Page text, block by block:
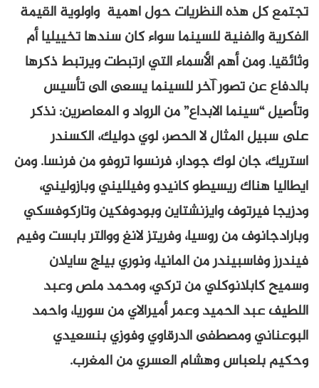
تجتمع كل هذه النظريات حول اهمية واولوية القيمة
الفكرية والفنية للسينما سواء كان سندها تخييليا أم
وثائقيا. ومن أهم الأسماء التي ارتبطت ويرتبط ذكرها
بالدفاع عن تصور آخر للسينما يسعى الى تأسيس
وتأصيل “سينما الابداع” من الرواد و المعاصرين: نذكر
على سبيل المثال لا الحصر، لوي دوليك، الكسندر
استريك، جان لوك جودار، فرنسوا تروفو من فرنسا. ومن
ايطاليا هناك ريسيطو كانيدو وفيلليني وبازوليني،
ودزيجا فيرتوف وايزنشتاين وبودوفكين وتاركوفسكي
وبارادجانوف من روسيا، وفريتز لانغ ووالتر بابست وفيم
فيندرز وفاسبيندر من المانيا، ونوري بيلج سايلان
وسميح كابلانوكلي من تركي، ومحمد ملص وعبد
اللطيف عبد الحميد وعمر أميرالاي من سوريا، واحمد
البوعناني ومصطفى الدرقاوي وفوزي بنسعيدي
وحكيم بلعباس وهشام العسري من المغرب.